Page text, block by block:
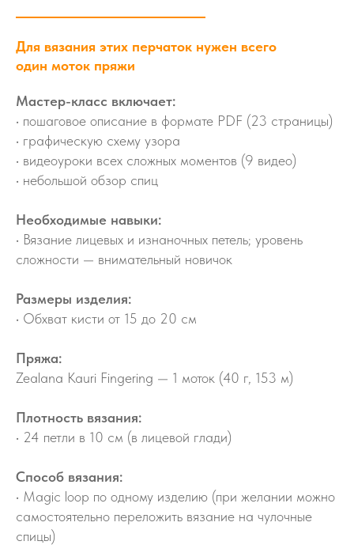
Для вязания этих перчаток нужен всего
один моток пряжи
Мастер-класс включает:
• пошаговое описание в формате PDF (23 страницы)
• графическую схему узора
• видеоуроки всех сложных моментов (9 видео)
• небольшой обзор спиц
Необходимые навыки:
• Вязание лицевых и изнаночных петель; уровень
сложности — внимательный новичок
Размеры изделия:
• Обхват кисти от 15 до 20 см
Пряжа:
Zealana Kauri Fingering — 1 моток (40 г, 153 м)
Плотность вязания:
• 24 петли в 10 см (в лицевой глади)
Способ вязания:
• Magic loop по одному изделию (при желании можно
самостоятельно переложить вязание на чулочные
спицы)